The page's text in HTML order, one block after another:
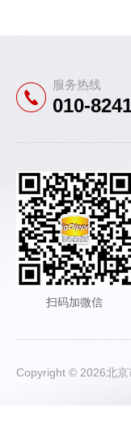
服务热线
010-
扫码加微信
Copyright © 2026北